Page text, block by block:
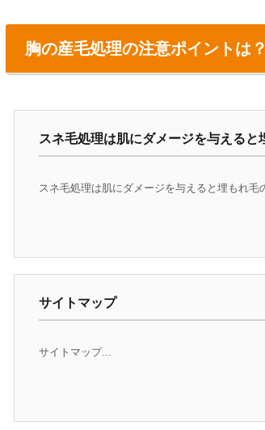
胸の産毛処理の注意ポイントは
スネ毛処理は肌にダメージを与えると
スネ毛処理は肌にダメージを与えると埋もれ毛
サイトマップ
サイトマップ...